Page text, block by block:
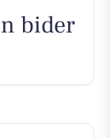
bider